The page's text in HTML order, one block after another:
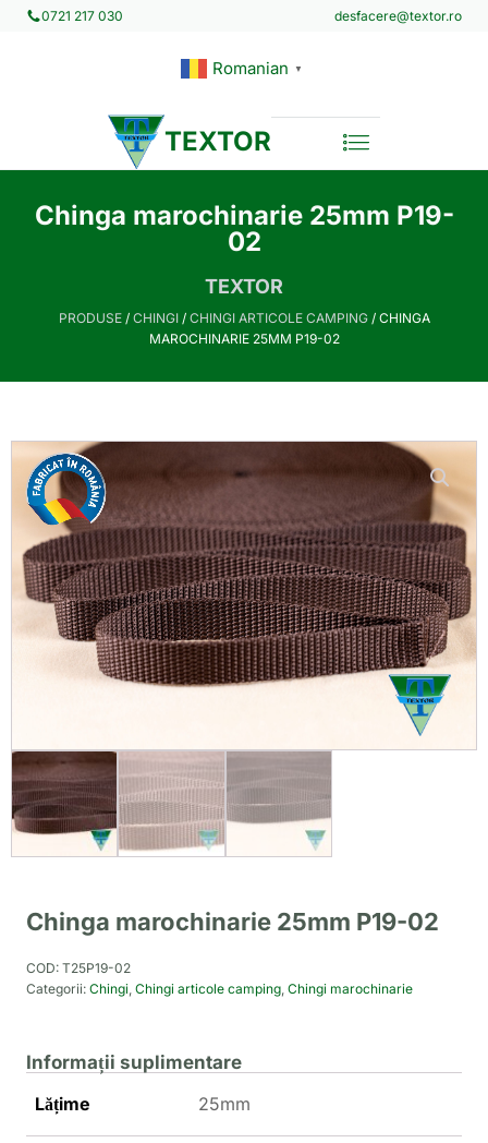
0721 217 030 desfacere@textor.ro
Romanian ▼
TEXTOR
Chinga marochinarie 25mm P19-
02
TEXTOR
PRODUSE/ CHINGI/ CHINGI ARTICOLE CAMPING/ CHINGA
MAROCHINARIE 25MM P19-02
Chinga marochinarie 25mm P19-02
COD: T25P19-02
Categorii: Chingi, Chingi articole camping, Chingi marochinarie
Informații suplimentare
Lățime
25mm